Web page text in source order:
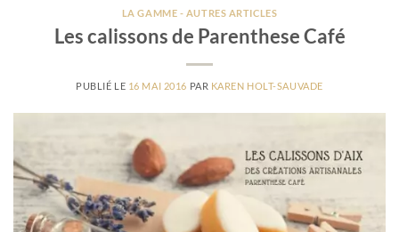
LA GAMME - AUTRES ARTICLES
Les calissons de Parenthese Café
PUBLIÉ LE 16 MAI 2016 PAR KAREN HOLT-SAUVADE